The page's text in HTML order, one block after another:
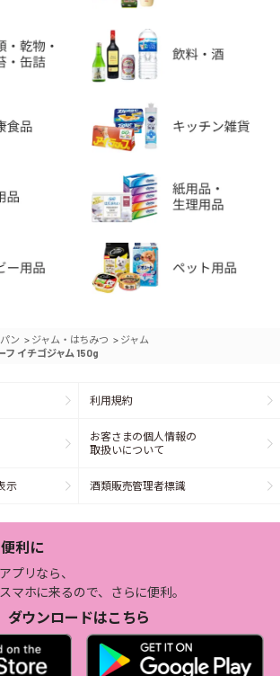
ン > ジャム・はちみつ > ジャム
フ イチゴジャム 150g
利用規約
お客さまの個人情報の
取扱いについて
示 酒類販売管理者標識
利に
プリなら、
マホに来るので、さらに便利。
ダウンロードはこちら